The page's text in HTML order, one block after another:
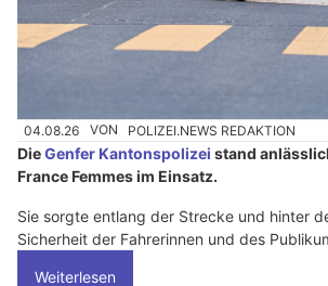
04.08.26 VON POLIZEI.NEWS REDAKTION
DieGenfer Kantonspolizei stand
France Femmes im Einsatz.
Sie sorgte entlang der Strecke und hinter
Sicherheit der Fahrerinnen und des
Weiterlesen